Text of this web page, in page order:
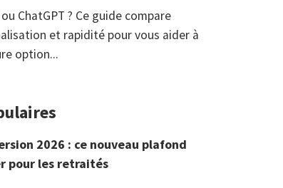
ChatGPT ? Ce guide compare
et rapidité pour vous aider à
option...
2026 : ce nouveau plafond
pour les retraités